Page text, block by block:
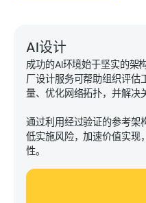
AI设计
成功的AI环境始于坚实的架
厂设计服务可帮助组织评估
量、优化网络拓扑，并解决
通过利用经过验证的参考架
低实施风险，加速价值实现
性。
探索AI工厂设计服务